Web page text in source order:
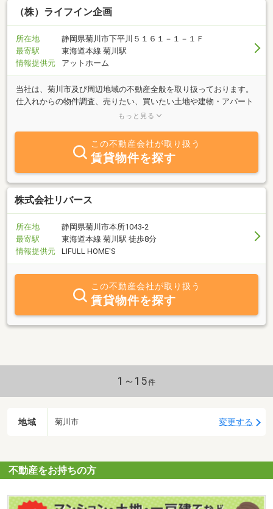
（株）ライフイン企画
所在地
静岡県菊川市下平川５１６１－１－１Ｆ
最寄駅
東海道本線 菊川駅
情報提供元
アットホーム
当社は、菊川市及び周辺地域の不動産全般を取り扱っております。
仕入れからの物件調査、売りたい、買いたい土地や建物・アパート
や借家の募集、管理、契約締結までを一貫して行っております。ま
的な税金の事等、お気軽にご相談をお受けできます。小さい会社な
ので、部署に分かれている事がなく、スピーディーに対応できる
事、スタッフ同士が相談しお客様の問題解決に向けて精一杯対応で
きる事、風通しがよい所が当社の良い面です。子育て世代スタッフ
が在中しております。また、オンライン内見・申込・契約が可能で
す。デジタルに不安な方は紙でももちろん対応しております。幅広
ったご要望をお伝えください。お茶を飲みに来る感覚で、どうぞお
気軽に皆様のご来店、心よりお待ちしております。
もっと見る
この不動産会社が取り扱う
賃貸物件を探す
株式会社リバース
所在地
静岡県菊川市本所1043-2
最寄駅
東海道本線 菊川駅 徒歩8分
情報提供元
LIFULL HOME'S
この不動産会社が取り扱う
賃貸物件を探す
1～15件
地域 菊川市 変更する
不動産をお持ちの方